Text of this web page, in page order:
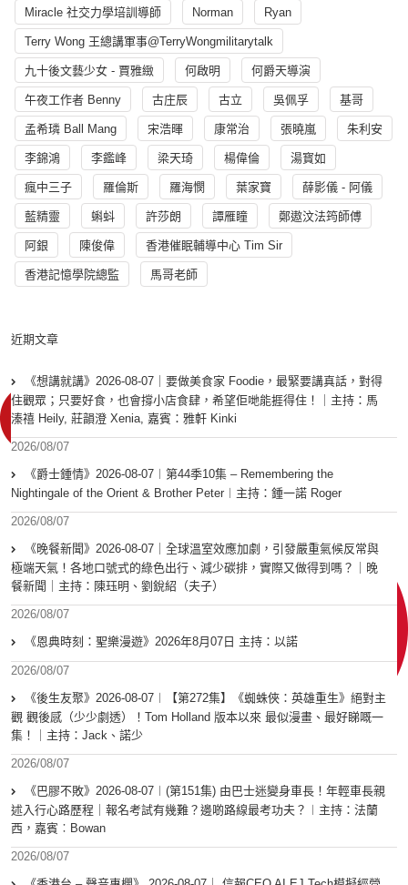
Miracle 社交力學培訓導師 Norman Ryan
Terry Wong 王總講軍事@TerryWongmilitarytalk
九十後文藝少女 - 賈雅緻 何啟明 何爵天導演
午夜工作者 Benny 古庄辰 古立 吳佩孚 基哥
孟希璘 Ball Mang 宋浩暉 康常治 張曉嵐 朱利安
李錦鴻 李鑑峰 梁天琦 楊偉倫 湯寳如
瘋中三子 羅倫斯 羅海憫 葉家寶 薛影儀 - 阿儀
藍精靈 蝌蚪 許莎朗 譚雁瞳 鄭遨汶法筠師傅
阿銀 陳俊偉 香港催眠輔導中心 Tim Sir
香港記憶學院總監 馬哥老師
近期文章
《想講就講》2026-08-07｜要做美食家 Foodie，最緊要講真話，對得
住觀眾；只要好食，也會撐小店食肆，希望佢哋能捱得住！｜主持：馬
溱禧 Heily, 莊韻澄 Xenia, 嘉賓：雅軒 Kinki
2026/08/07
《爵士鍾情》2026-08-07︱第44季10集 – Remembering the
Nightingale of the Orient & Brother Peter︱主持：鍾一諾 Roger
2026/08/07
《晚餐新聞》2026-08-07｜全球溫室效應加劇，引發嚴重氣候反常與
極端天氣！各地口號式的綠色出行、減少碳排，實際又做得到嗎？｜晚
餐新聞｜主持：陳珏明、劉銳紹（夫子）
2026/08/07
《恩典時刻：聖樂漫遊》2026年8月07日 主持：以諾
2026/08/07
《後生友聚》2026-08-07︱【第272集】《蜘蛛俠：英雄重生》絕對主
觀 觀後感（少少劇透）！Tom Holland 版本以來 最似漫畫、最好睇嘅一
集！｜主持：Jack、諾少
2026/08/07
《巴膠不敗》2026-08-07︱(第151集) 由巴士迷變身車長！年輕車長親
述入行心路歷程｜報名考試有幾難？邊啲路線最考功夫？︱主持：法蘭
西，嘉賓︰Bowan
2026/08/07